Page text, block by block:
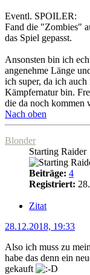
Eventl. SPOILER:
Fand die "Zombies"
das Spiel gepasst.
Ansonsten bin ich
angenehme Länge
ich super, da ich
Kämpfernatur bin.
die da noch kommen
Nach oben
Blonder
Starting Raider
Beiträge: 4
Registriert:
Zitat
28.12.2018, 19:33
Also ich muss zu
habe das denn ein
gekauft